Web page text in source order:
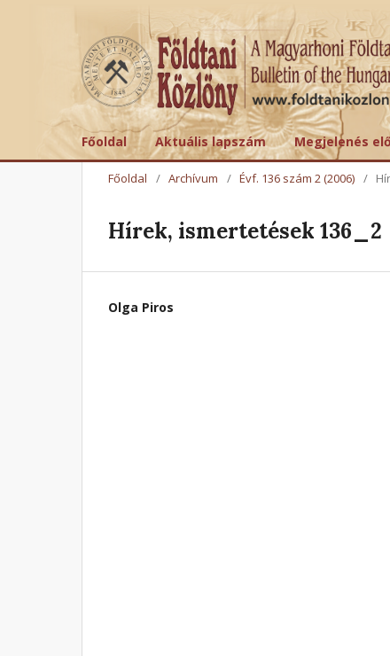
Főoldal Aktuális lapszám Megjelenés
Főoldal / Archívum / Évf. 136 szám 2 (2006) /
Hírek, ismertetések 136_2
Olga Piros